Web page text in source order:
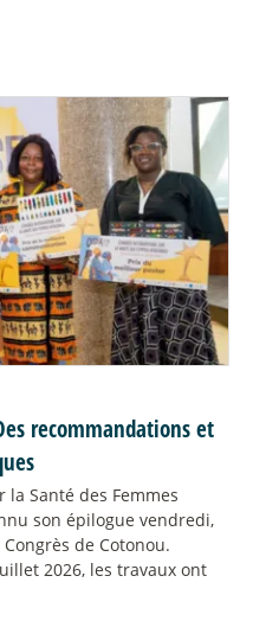
recommandations et
Santé des Femmes
son épilogue vendredi,
de Cotonou.
2026, les travaux ont